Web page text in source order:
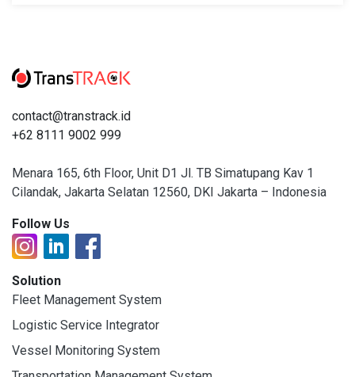
contact@transtrack.id
+62 8111 9002 999
Menara 165, 6th Floor, Unit D1 Jl. TB Simatupang Kav 1
Cilandak, Jakarta Selatan 12560, DKI Jakarta – Indonesia
Follow Us
Solution
Fleet Management System
Logistic Service Integrator
Vessel Monitoring System